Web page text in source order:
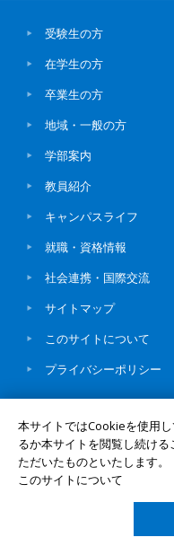
受験生の方
在学生の方
卒業生の方
地域・一般の方
学部案内
教員紹介
キャンパスライフ
就職・資格情報
社会連携・国際交流
サイトマップ
このサイトについて
プライバシーポリシー
©
本サイトではCookieを使用
るか本サイトを閲覧し続け
ただいたものといたします。
このサイトについて